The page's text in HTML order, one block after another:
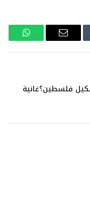
البريد
واتساب
فلسطين؟غانية